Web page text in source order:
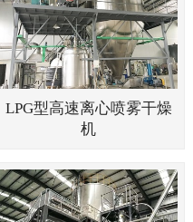
LPG型高速离心喷雾干燥
机